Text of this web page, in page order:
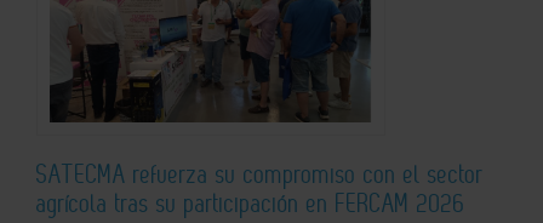
SATECMA refuerza su compromiso con el sector
agrícola tras su participación en FERCAM 2026